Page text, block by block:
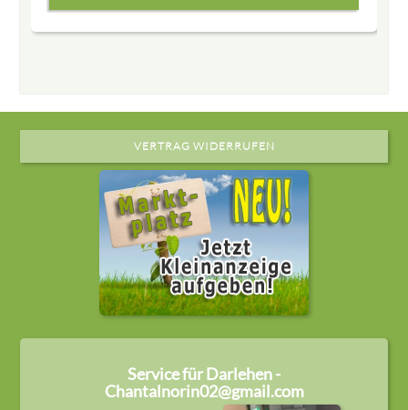
VERTRAG WIDERRUFEN
Service für Darlehen -
Chantalnorin02@gmail.com